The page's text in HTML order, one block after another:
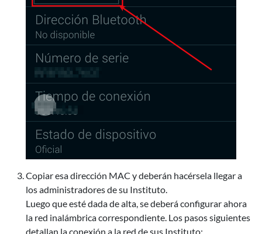
Copiar esa dirección MAC y deberán hacérsela llegar a
los administradores de su Instituto.
Luego que esté dada de alta, se deberá configurar ahora
la red inalámbrica correspondiente. Los pasos siguientes
detallan la conexión a la red de sus Instituto: